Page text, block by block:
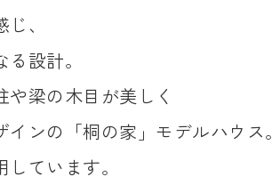
、
設計。
梁の木目が美しく
ンの「桐の家」モデルハウス。
ています。